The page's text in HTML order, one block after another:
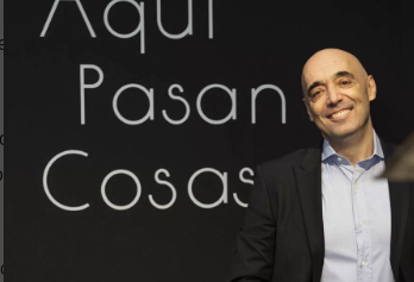
de esta manera y mas viniendo de
comento cada vez que tengo oportunidad
muy duro, pero vosotros con
jamás me hubiera planteado emprender ,